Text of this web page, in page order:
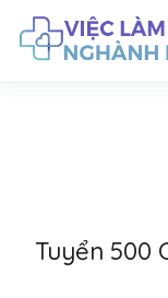
Tuyển 500